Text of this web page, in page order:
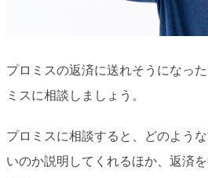
プロミスの返済に送れそうになっ
ミスに相談しましょう。
プロミスに相談すると、どのよう
いのか説明してくれるほか、返済